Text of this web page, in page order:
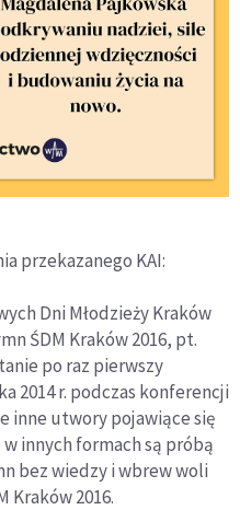
przekazanego KAI:
Dni Młodzieży Kraków
ŚDM Kraków 2016, pt.
po raz pierwszy
2014 r. podczas konferencji
inne utwory pojawiące się
innych formach są próbą
bez wiedzy i wbrew woli
Kraków 2016.